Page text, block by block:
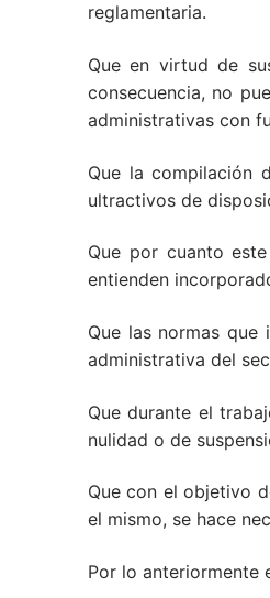
reglamentaria.
Que en virtud de
consecuencia, no
administrativas con
Que la compilación
ultractivos de
Que por cuanto
entienden
Que las normas
administrativa del
Que durante el
nulidad o de
Que con el objetivo
el mismo, se hace
Por lo anteriormente